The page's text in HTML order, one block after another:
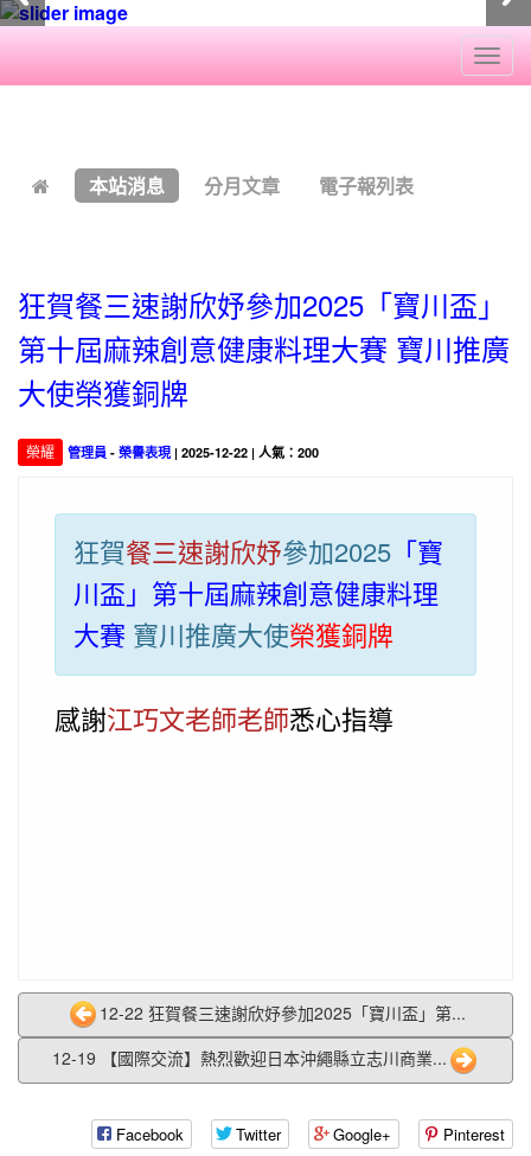
本站消息 分月文章 電子報列表
狂賀餐三速謝欣妤參加2025「寶川盃」
第十屆麻辣創意健康料理大賽 寶川推廣
大使榮獲銅牌
榮耀 管理員 -榮譽表現 | 2025-12-22 | 人氣：200
狂賀餐三速謝欣妤參加2025 「寶
川盃」第十屆麻辣創意健康料理
大賽 寶川推廣大使榮獲銅牌
感謝江巧文老師老師悉心指導
12-22 狂賀餐三速謝欣妤參加2025「寶川盃」第...
12-19 【國際交流】熱烈歡迎日本沖繩縣立志川商業...
Facebook Twitter Google+ Pinterest